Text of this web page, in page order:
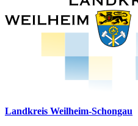
Landkreis Weilheim-Schongau